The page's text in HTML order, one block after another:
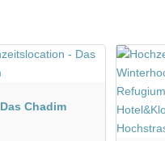
Das Chadim